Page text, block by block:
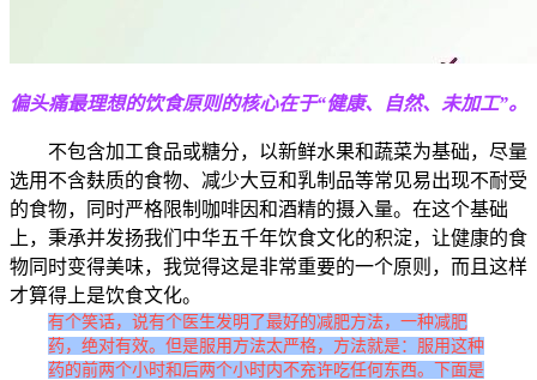
偏头痛最理想的饮食原则的核心在于“健康、自然、未加工”。
不包含加工食品或糖分，以新鲜水果和蔬菜为基础，尽量
选用不含麸质的食物、减少大豆和乳制品等常见易出现不耐受
的食物，同时严格限制咖啡因和酒精的摄入量。在这个基础
上，秉承并发扬我们中华五千年饮食文化的积淀，让健康的食
物同时变得美味，我觉得这是非常重要的一个原则，而且这样
才算得上是饮食文化。
有个笑话，说有个医生发明了最好的减肥方法，一种减肥
药，绝对有效。但是服用方法太严格，方法就是：服用这种
药的前两个小时和后两个小时内不充许吃任何东西。下面是